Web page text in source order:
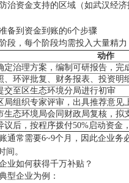
治资金支持的区域（如武汉经
备到资金到账的6个步骤
段，每个阶段均需投入大量精力
动作
定治理方案，编制可研报告，完
、环评批复、财务报表、投资明
交至区生态环境分局进行初审
局组织专家评审，出具推荐意见
生态环境局会同财政局复核，拟
议后，按程序拨付50%启动资金
通常需要6~9个月，因此企业
间。
业如何获得千万补贴？
型企业为例：